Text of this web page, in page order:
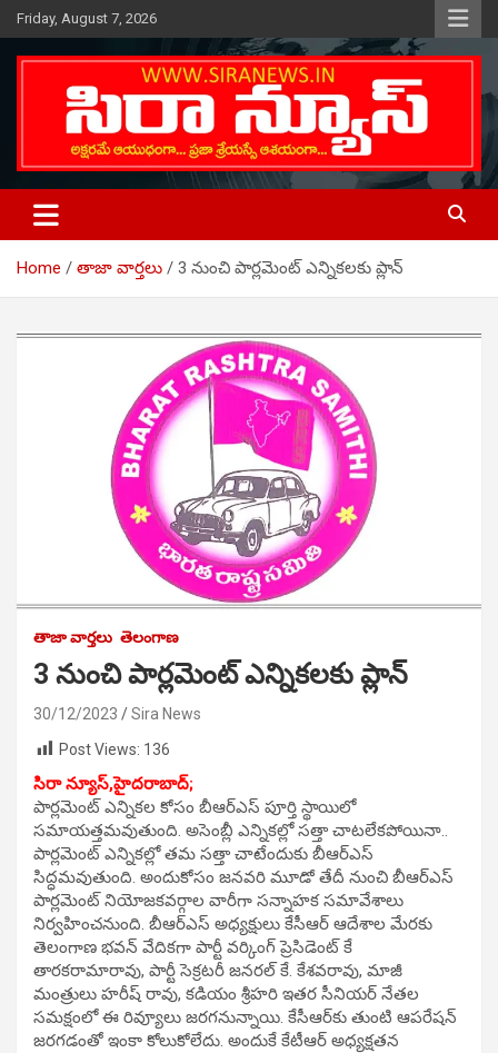
Skip
to
content
Friday, August 7, 2026
SIRA NEWS
Telugu Online News Daily
Home తాజా వార్తలు 3 నుంచి పార్లమెంట్ ఎన్నికలకు ప్లాన్
తాజా వార్తలు తెలంగాణ
3 నుంచి పార్లమెంట్ ఎన్నికలకు ప్లాన్
30/12/2023
Sira News
Post Views: 136
సిరా న్యూస్,హైదరాబాద్;
పార్లమెంట్ ఎన్నికల కోసం బీఆర్ఎస్ పూర్తి స్థాయిలో
సమాయత్తమవుతుంది. అసెంబ్లీ ఎన్నికల్లో సత్తా చాటలేకపోయినా..
పార్లమెంట్ ఎన్నికల్లో తమ సత్తా చాటేందుకు బీఆర్ఎస్
సిద్ధమవుతుంది. అందుకోసం జనవరి మూడో తేదీ నుంచి బీఆర్ఎస్
పార్లమెంట్ నియోజకవర్గాల వారీగా సన్నాహక సమావేశాలు
నిర్వహించనుంది. బీఆర్ఎస్ అధ్యక్షులు కేసీఆర్ ఆదేశాల మేరకు
తెలంగాణ భవన్ వేదికగా పార్టీ వర్కింగ్ ప్రెసిడెంట్ కే
తారకరామారావు, పార్టీ సెక్రటరీ జనరల్ కే. కేశవరావు, మాజీ
మంత్రులు హరీష్ రావు, కడియం శ్రీహరి ఇతర సీనియర్ నేతల
సమక్షంలో ఈ రివ్యూలు జరగనున్నాయి. కేసీఆర్‌కు తుంటి ఆపరేషన్
జరగడంతో ఇంకా కోలుకోలేదు. అందుకే కేటీఆర్ అధ్యక్షతన